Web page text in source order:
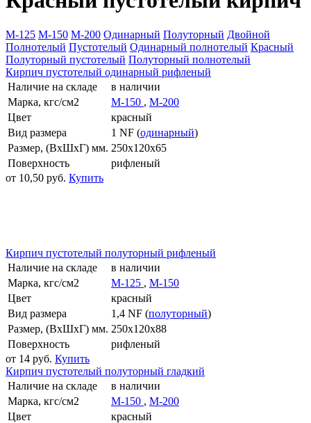
М-125 М-150 М-200 Одинарный Полуторный Двойной
Полнотелый Пустотелый Одинарный полнотелый Красный
Полуторный пустотелый Полуторный полнотелый
Кирпич пустотелый одинарный рифленый
Наличие на складе
в наличии
Марка, кгс/см2
M-150 , M-200
Цвет
красный
Вид размера
1 NF (одинарный)
Размер, (ВхШхГ) мм. 250x120x65
Поверхность
рифленый
от 10,50 руб. Купить
Кирпич пустотелый полуторный рифленый
Наличие на складе
в наличии
Марка, кгс/см2
M-125 , M-150
Цвет
красный
Вид размера
1,4 NF (полуторный)
Размер, (ВхШхГ) мм. 250x120x88
Поверхность
рифленый
от 14 руб. Купить
Кирпич пустотелый полуторный гладкий
Наличие на складе
в наличии
Марка, кгс/см2
M-150 , M-200
Цвет
красный